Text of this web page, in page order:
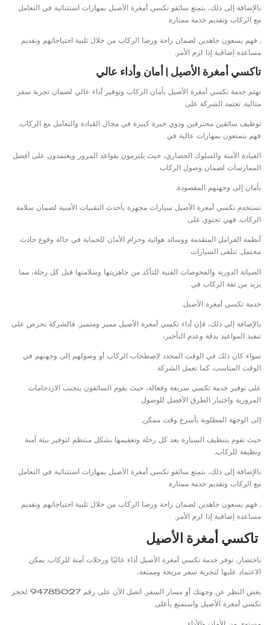
بالإضافة إلى ذلك، يتمتع سائقو تكسي أمغرة الأصيل بمهارات استثنائية في التعامل
مع الركاب وتقديم خدمة ممتازة
. فهم يسعون جاهدين لضمان راحة ورضا الركاب من خلال تلبية احتياجاتهم وتقديم
مساعدة إضافية إذا لزم الأمر.
تاكسي أمغرة الأصيل | أمان وأداء عالي
تهتم خدمة تكسي أمغرة الأصيل بأمان الركاب وتوفير أداء عالي لضمان تجربة سفر
مثالية. تعتمد الشركة على
توظيف سائقين محترفين وذوي خبرة كبيرة في مجال القيادة والتعامل مع الركاب.
فهم يتمتعون بمهارات عالية في
القيادة الآمنة والسلوك الحضاري، حيث يلتزمون بقواعد المرور ويعتمدون على أفضل
الممارسات لضمان وصول الركاب
بأمان إلى وجهتهم المقصودة.
تستخدم تكسي أمغرة الأصيل سيارات مجهزة بأحدث التقنيات الأمنية لضمان سلامة
الركاب. فهي تحتوي على
أنظمة الفرامل المتقدمة ووسائد هوائية وحزام الأمان للحماية في حالة وقوع حادث
محتمل. تتلقى السيارات
الصيانة الدورية والفحوصات الفنية للتأكد من جاهزيتها وسلامتها قبل كل رحلة، مما
يزيد من ثقة الركاب في
خدمة تكسي أمغرة الأصيل.
بالإضافة إلى ذلك، فإن أداء تكسي أمغرة الأصيل مميز ومتميز. فالشركة تحرص على
تنفيذ المواعيد بدقة وعدم التأخير،
سواء كان ذلك في الوقت المحدد لاصطحاب الركاب أو وصولهم إلى وجهتهم في
الوقت المناسب. كما تعمل الشركة
على توفير خدمة تكسي سريعة وفعالة، حيث يقوم السائقون بتجنب الازدحامات
المرورية واختيار الطرق الأفضل للوصول
إلى الوجهة المطلوبة بأسرع وقت ممكن.
حيث تقوم بتنظيف السيارة بعد كل رحلة وتعقيمها بشكل منتظم لتوفير بيئة آمنة
ونظيفة للركاب.
بالإضافة إلى ذلك، يتمتع سائقو تكسي أمغرة الأصيل بمهارات استثنائية في التعامل
مع الركاب وتقديم خدمة ممتازة
. فهم يسعون جاهدين لضمان راحة ورضا الركاب من خلال تلبية احتياجاتهم وتقديم
مساعدة إضافية إذا لزم الأمر.
تاكسي أمغرة الأصيل
باختصار، توفر خدمة تكسي أمغرة الأصيل أداء عاليًا ورحلات آمنة للركاب. يمكن
الاعتماد عليها لتجربة سفر مريحة وممتعة،
بغض النظر عن وجهتك أو مسار السفر. اتصل الآن على رقم 94785027 لحجز
تكسي أمغرة الأصيل واستمتع بأعلى